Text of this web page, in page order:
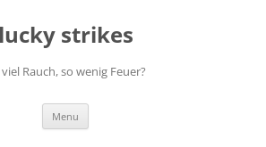
lucky strikes
Rauch, so wenig Feuer?
Menu